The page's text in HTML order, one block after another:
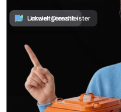
Umweltgerecht
Lokaler Dienstleister